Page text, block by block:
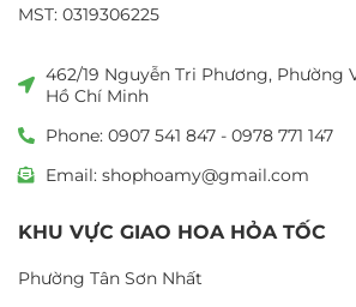
MST: 0319306225
462/19 Nguyễn Tri Phương, Phường
Hồ Chí Minh
Phone: 0907 541 847 - 0978 771 147
Email: shophoamy@gmail.com
KHU VỰC GIAO HOA HỎA TỐC
Phường Tân Sơn Nhất